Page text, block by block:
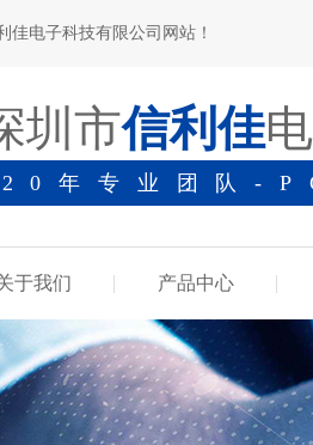
佳电子科技有限公司网站！
圳市信利佳
20年专业团队-
于我们 产品中心